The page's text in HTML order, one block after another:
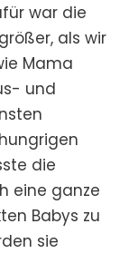
war die
als wir
Mama
und
die
eine ganze
Babys zu
sie